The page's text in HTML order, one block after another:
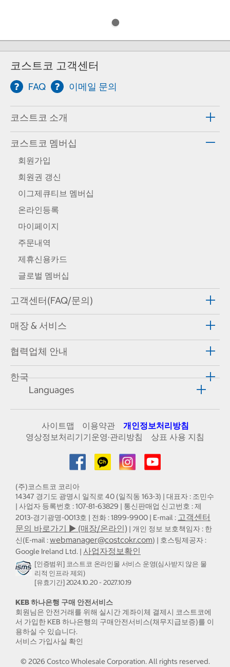
코스트코 고객센터
FAQ 이메일 문의
코스트코 소개
코스트코 멤버십
회원가입
회원권 갱신
이그제큐티브 멤버십
온라인등록
마이페이지
주문내역
제휴신용카드
글로벌 멤버십
고객센터(FAQ/문의)
매장 & 서비스
협력업체 안내
한국
Languages
사이트맵 이용약관
개인정보처리방침
영상정보처리기기운영·관리방침
상표 사용 지침
(주)코스트코 코리아
14347 경기도 광명시 일직로 40 (일직동 163-3) | 대표자 : 조민수
| 사업자 등록번호 : 107-81-63829 | 통신판매업 신고번호 : 제
2013-경기광명-0013호 | 전화 : 1899-9900 | E-mail : 고객센터
문의 바로가기 ▶ (매장/온라인) | 개인 정보 보호책임자 : 한
신(E-mail :webmanager@costcokr.com) | 호스팅제공자 :
Google Ireland Ltd. | 사업자정보확인
[인증범위] 코스트코 온라인몰 서비스 운영(심사받지 않은 물
리적 인프라 제외)
[유효기간] 2024.10.20 - 2027.10.19
KEB 하나은행 구매 안전서비스
회원님은 안전거래를 위해 실시간 계좌이체 결제시 코스트코에
서 가입한 KEB 하나은행의 구매안전서비스(채무지급보증)를 이
용하실 수 있습니다.
서비스 가입사실 확인
© 2026 Costco Wholesale Corporation. All rights reserved.